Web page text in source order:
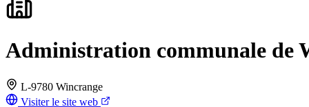
Administration communale de
L-9780 Wincrange
Visiter le site web